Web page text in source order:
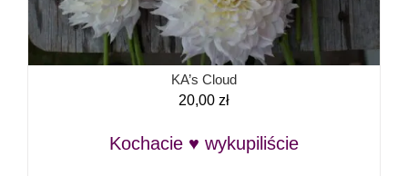
KA’s Cloud
20,00 zł
Kochacie ♥ wykupiliście